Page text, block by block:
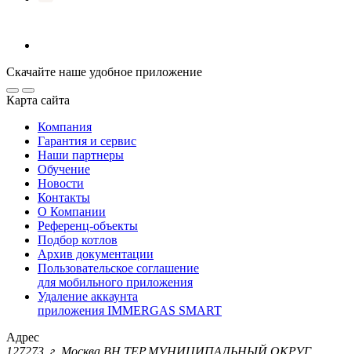
Скачайте наше удобное приложение
Карта сайта
Компания
Гарантия и сервис
Наши партнеры
Обучение
Новости
Контакты
О Компании
Референц-объекты
Подбор котлов
Архив документации
Пользовательское соглашение
для мобильного приложения
Удаление аккаунта
приложения IMMERGAS SMART
Адрес
127273, г. Москва ВН.ТЕР.МУНИЦИПАЛЬНЫЙ ОКРУГ